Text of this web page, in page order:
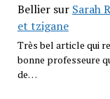
Belliersur Sarah
et tzigane
Très bel article qui
bonne professeure
de…